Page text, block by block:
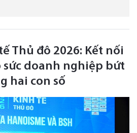
Thủ đô 2026: Kết nối
doanh nghiệp bứt
hai con số